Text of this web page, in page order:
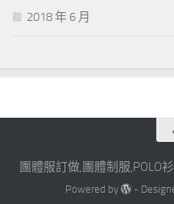
2018 年 6 月
團體服訂做,團體制服,POLO
Powered by -